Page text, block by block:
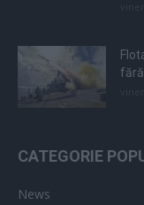
fără
CATEGORIE
News